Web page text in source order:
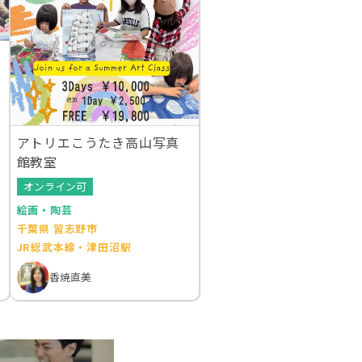
アトリエこうたき高山写真
館教室
オンライン可
絵画・陶芸
千葉県 習志野市
JR総武本線・津田沼駅
香焼直美